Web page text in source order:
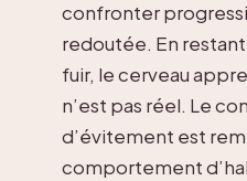
confronter
redoutée. En restant
fuir, le cerveau
n’est pas réel. Le
d’évitement est
comportement